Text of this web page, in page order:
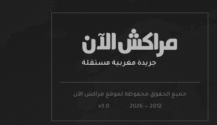
جريدة مغربية مستقلة
جميع الحقوق محفوظة لموقع مراكش الآن
v3.0 2026 — 2012